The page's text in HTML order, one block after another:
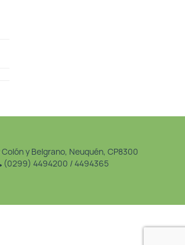
Colón y Belgrano, Neuquén, CP8300
(0299) 4494200 / 4494365